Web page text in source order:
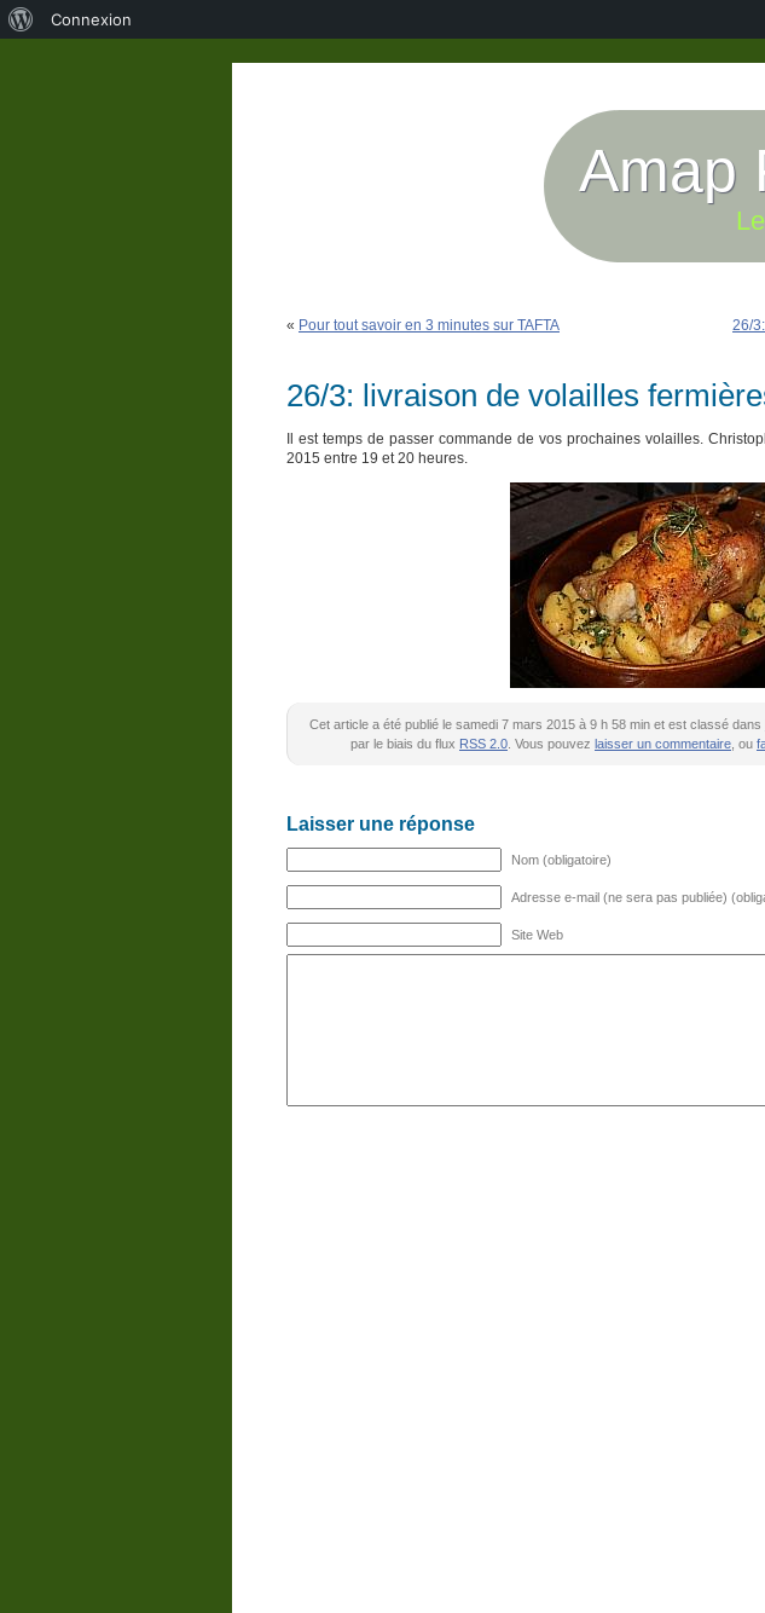
Amap
« Pour tout savoir en 3 minutes sur TAFTA 26/
26/3: livraison de volailles
Il est temps de passer commande de vos prochaines volailles.
2015 entre 19 et 20 heures.
Cet article a été publié le samedi 7 mars 2015 à 9 h 58 min et est classé dans
par le biais du flux RSS 2.0 . Vous pouvez laisser un commentaire , ou
Laisser une réponse
Nom (obligatoire)
Adresse e-mail (ne sera pas publiée)
Site Web
Connexion